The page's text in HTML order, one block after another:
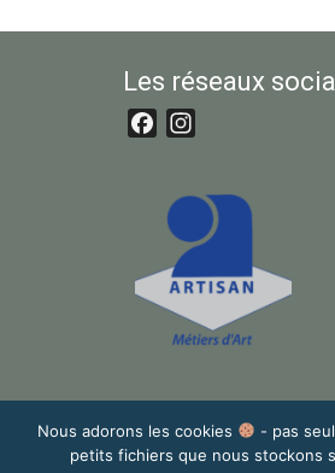
Les réseaux
Facebook
Nous adorons les cookies
- pas
petits fichiers que nous stockons